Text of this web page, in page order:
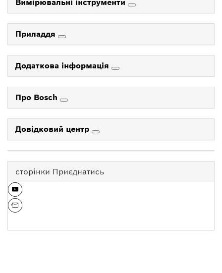
Приладдя
Додаткова інформація
Про Bosch
Довідковий центр
сторінки Приєднатись